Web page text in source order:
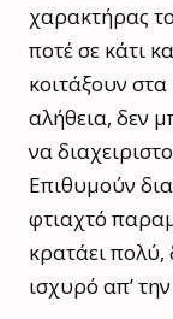
χαρακτήρας
ποτέ σε κάτι
κοιτάξουν
αλήθεια, δεν
να
Επιθυμούν
φτιαχτό
κρατάει πολύ,
ισχυρό απ’